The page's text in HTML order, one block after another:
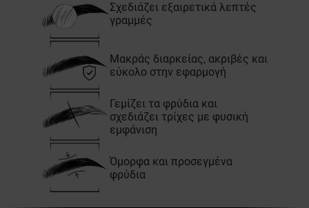
Σχεδιάζει εξαιρετικά λεπτές
γραμμές
Μακράς διαρκείας, ακριβές και
εύκολο στην εφαρμογή
Γεμίζει τα φρύδια και
σχεδιάζει τρίχες με φυσική
εμφάνιση
Όμορφα και προσεγμένα
φρύδια